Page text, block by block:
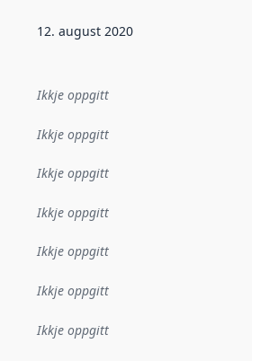
Denne datoen seier når dataa i dette
12. august 2020
Ikkje oppgitt
Ikkje oppgitt
Ikkje oppgitt
Ikkje oppgitt
Ikkje oppgitt
Ikkje oppgitt
Ikkje oppgitt